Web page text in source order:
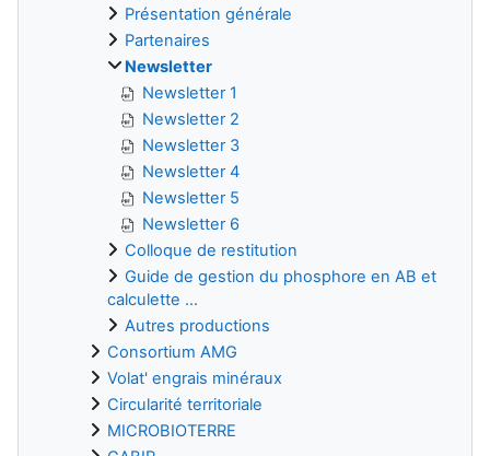
Présentation générale
Partenaires
Newsletter
Newsletter 1
Newsletter 2
Newsletter 3
Newsletter 4
Newsletter 5
Newsletter 6
Colloque de restitution
Guide de gestion du phosphore en AB et
calculette ...
Autres productions
Consortium AMG
Volat' engrais minéraux
Circularité territoriale
MICROBIOTERRE